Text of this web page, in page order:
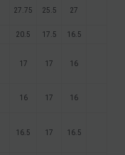
27.75 25.5 27
20.5 17.5 16.5
17 17 16
16 17 16
16.5 17 16.5